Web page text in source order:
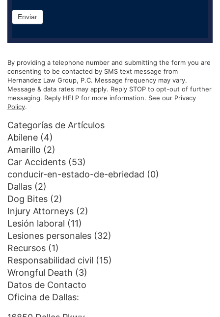
Enviar
By providing a telephone number and submitting the form you are
consenting to be contacted by SMS text message from
Hernandez Law Group, P.C. Message frequency may vary.
Message & data rates may apply. Reply STOP to opt-out of further
messaging. Reply HELP for more information. See our Privacy
Policy.
Categorías de Artículos
Abilene (4)
Amarillo (2)
Car Accidents (53)
conducir-en-estado-de-ebriedad (0)
Dallas (2)
Dog Bites (2)
Injury Attorneys (2)
Lesión laboral (11)
Lesiones personales (32)
Recursos (1)
Responsabilidad civil (15)
Wrongful Death (3)
Datos de Contacto
Oficina de Dallas: